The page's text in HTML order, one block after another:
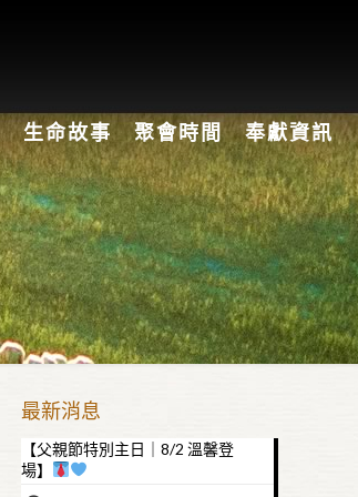
生命故事 聚會時間 奉獻資訊
最新消息
【父親節特別主日｜8/2 溫馨登
場】